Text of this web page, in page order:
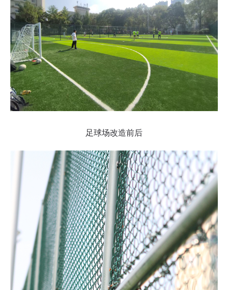
足球场改造前后